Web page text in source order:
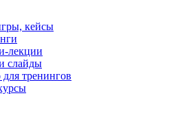
кейсы
лекции
слайды
тренингов